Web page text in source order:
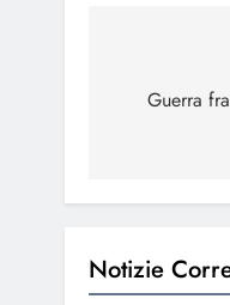
articoli
Guerra
Notizie